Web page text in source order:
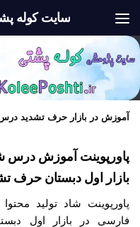
سایت کوله
آموزش در بازار حرف تشدید درس
پاورپوینت آموزش درس
بازار اول دبستان حرف
پاورپوینت شاد تولید
فارسی در بازار اول